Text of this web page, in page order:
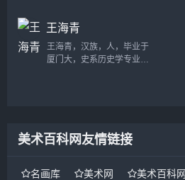
大学美术学院美术系综合材
料教研室主任。...
王海青
王海青，汉族，人，毕业于
厦门大，史系历史学专业。
美术百科网友情链接
名画库 美术网 美术百科网